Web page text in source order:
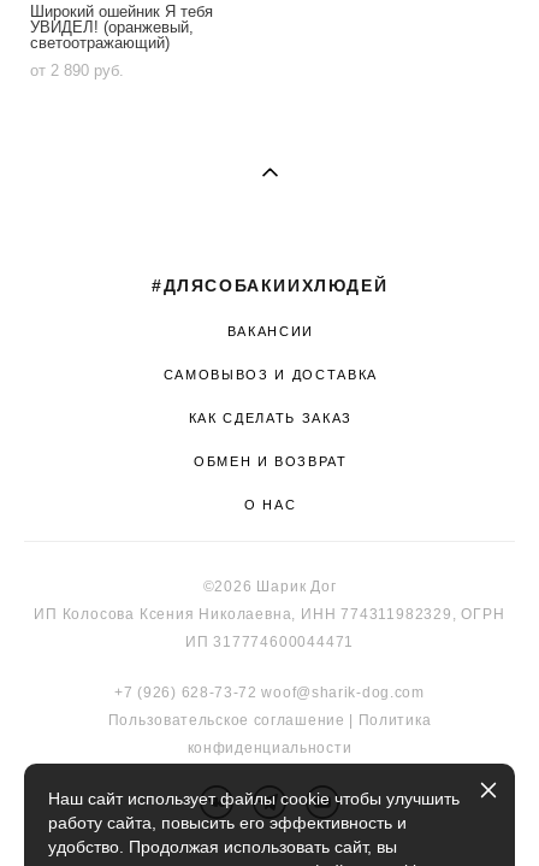
Широкий ошейник Я тебя
УВИДЕЛ! (оранжевый,
светоотражающий)
от 2 890 pуб.
#ДЛЯСОБАКИИХЛЮДЕЙ
ВАКАНСИИ
САМОВЫВОЗ И ДОСТАВКА
КАК СДЕЛАТЬ ЗАКАЗ
ОБМЕН И ВОЗВРАТ
О НАС
©2026 Шарик Дог
ИП Колосова Ксения Николаевна, ИНН 774311982329, ОГРН
ИП 317774600044471
+7 (926) 628-73-72 woof@sharik-dog.com
Пользовательское соглашение | Политика
конфиденциальности
Наш сайт использует файлы cookie чтобы улучшить
работу сайта, повысить его эффективность и
удобство. Продолжая использовать сайт, вы